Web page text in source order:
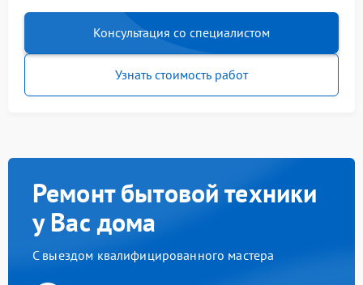
Консультация со специалистом
Узнать стоимость работ
Ремонт бытовой техники
у Вас дома
С выездом квалифицированного мастера